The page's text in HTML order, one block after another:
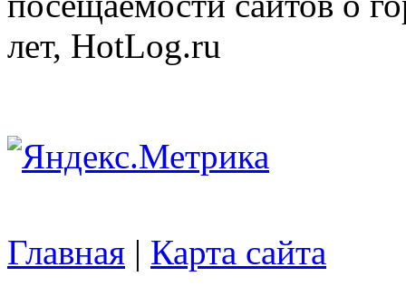
лет, HotLog.ru
Главная | Карта сайта